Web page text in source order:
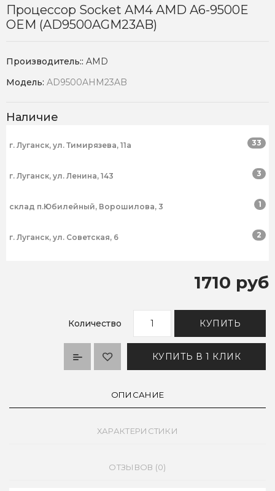
Процессор Socket AM4 AMD A6-9500E
OEM (AD9500AGM23AB)
Производитель:: AMD
Модель: AD9500AHM23AB
Наличие
г. Луганск, ул. Тимирязева, 11а 33
г. Луганск, ул. Ленина, 143 3
склад п.Юбилейный, Ворошилова, 3 1
г. Луганск, ул. Советская, 6 2
1710 руб
Количество КУПИТЬ
КУПИТЬ В 1 КЛИК
ОПИСАНИЕ
ХАРАКТЕРИСТИКИ
ОТЗЫВОВ (0)